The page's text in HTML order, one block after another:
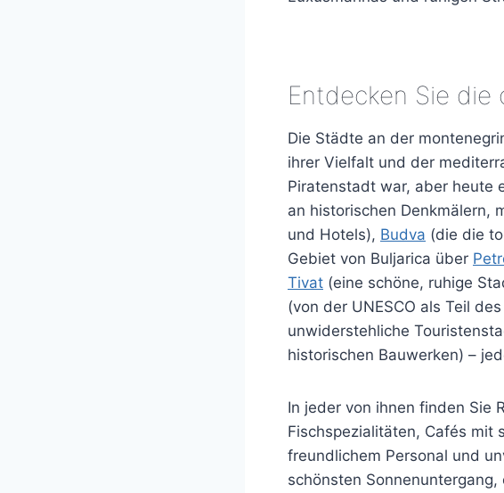
Entdecken Sie
Die Städte an der
ihrer Vielfalt und der
Piratenstadt war, aber heute
an historischen Denkmälern,
und Hotels), Budva (die die
Gebiet von Buljarica über
Tivat (eine schöne, ruhige
(von der UNESCO als Teil
unwiderstehliche
historischen Bauwerken) –
In jeder von ihnen finden Sie
Fischspezialitäten, Cafés mit
freundlichem Personal und
schönsten